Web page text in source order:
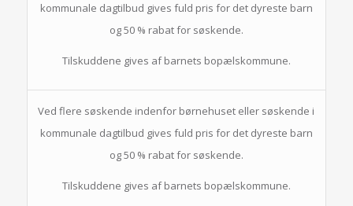
kommunale dagtilbud gives fuld pris for det dyreste barn
og 50 % rabat for søskende.
Tilskuddene gives af barnets bopælskommune.
Ved flere søskende indenfor børnehuset eller søskende i
kommunale dagtilbud gives fuld pris for det dyreste barn
og 50 % rabat for søskende.
Tilskuddene gives af barnets bopælskommune.